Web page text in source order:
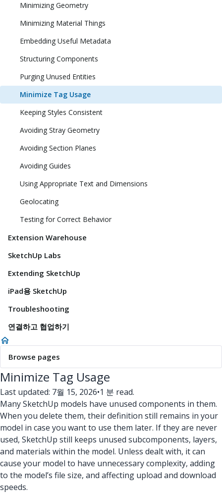
Minimizing Geometry
Minimizing Material Things
Embedding Useful Metadata
Structuring Components
Purging Unused Entities
Minimize Tag Usage
Keeping Styles Consistent
Avoiding Stray Geometry
Avoiding Section Planes
Avoiding Guides
Using Appropriate Text and Dimensions
Geolocating
Testing for Correct Behavior
Extension Warehouse
SketchUp Labs
Extending SketchUp
iPad용 SketchUp
Troubleshooting
연결하고 협업하기
Browse pages
Minimize Tag Usage
Last updated: 7월 15, 2026•1 분 read.
Many SketchUp models have unused components in them.
When you delete them, their definition still remains in your
model in case you want to use them later. If they are never
used, SketchUp still keeps unused subcomponents, layers,
and materials within the model. Unless dealt with, it can
cause your model to have unnecessary complexity, adding
to the model’s file size, and affecting upload and download
speeds.